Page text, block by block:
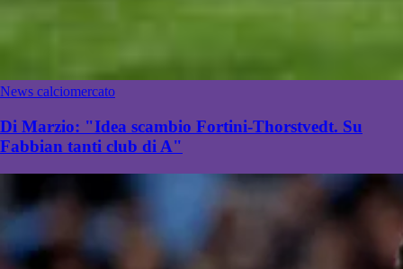
News calciomercato
Di Marzio: "Idea scambio Fortini-Thorstvedt. Su
Fabbian tanti club di A"